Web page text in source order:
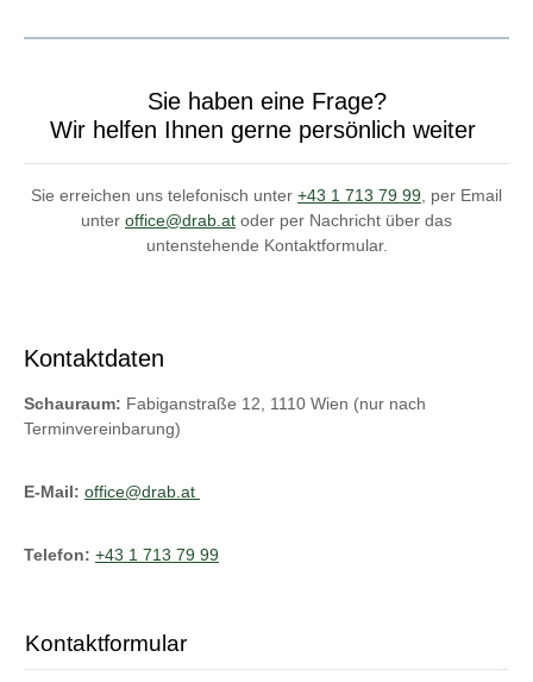
Sie haben eine Frage?
Wir helfen Ihnen gerne persönlich weiter
Sie erreichen uns telefonisch unter +43 1 713 79 99 , per Email
unter office@drab.at oder per Nachricht über das
untenstehende Kontaktformular.
Kontaktdaten
Schauraum: Fabiganstraße 12, 1110 Wien (nur nach
Terminvereinbarung)
E-Mail: office@drab.at
Telefon: +43 1 713 79 99
Kontaktformular